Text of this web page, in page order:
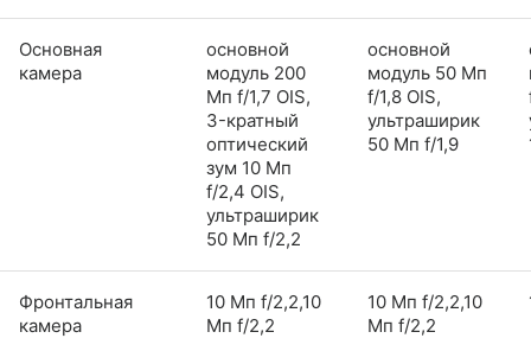
Основная
камера
основной
модуль 200
Мп f/1,7 OIS,
3-кратный
оптический
зум 10 Мп
f/2,4 OIS,
ультраширик
50 Мп f/2,2
основной
модуль 50 Мп
f/1,8 OIS,
ультраширик
50 Мп f/1,9
Фронтальная
камера
10 Мп f/2,2,10
Мп f/2,2
10 Мп f/2,2,10
Мп f/2,2